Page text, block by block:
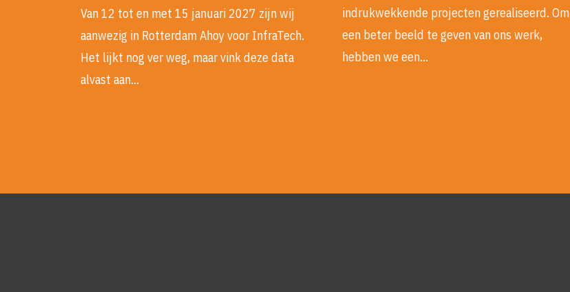
Van 12 tot en met 15 januari 2027 zijn wij
aanwezig in Rotterdam Ahoy voor InfraTech.
Het lijkt nog ver weg, maar vink deze data
alvast aan…
indrukwekkende projecten gerealiseerd. Om
een beter beeld te geven van ons werk,
hebben we een…